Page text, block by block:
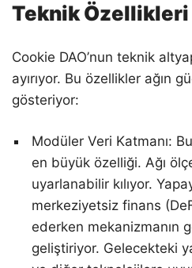
Teknik Özellikleri
Cookie DAO’nun teknik
ayırıyor. Bu özellikler ağın
gösteriyor:
Modüler Veri Katmanı:
en büyük özelliği. Ağı
uyarlanabilir kılıyor.
merkeziyetsiz finans
ederken mekanizmanın
geliştiriyor. Gelecekteki